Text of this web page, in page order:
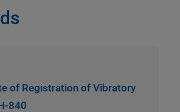
of Registration of Vibratory
840